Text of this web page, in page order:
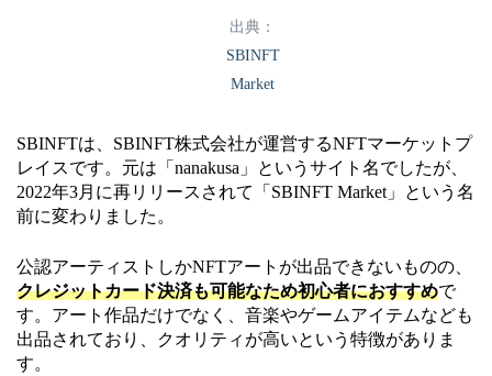
・音楽
決済通貨
日本円
LINK
ウォレット
公式HP https://nft.line.me/
出典：
SBINFT
Market
SBINFTは、SBINFT株式会社が運営するNFTマーケットプ
レイスです。元は「nanakusa」というサイト名でしたが、
2022年3月に再リリースされて「SBINFT Market」という名
前に変わりました。
公認アーティストしかNFTアートが出品できないものの、
クレジットカード決済も可能なため初心者におすすめで
す。アート作品だけでなく、音楽やゲームアイテムなども
出品されており、クオリティが高いという特徴がありま
す。